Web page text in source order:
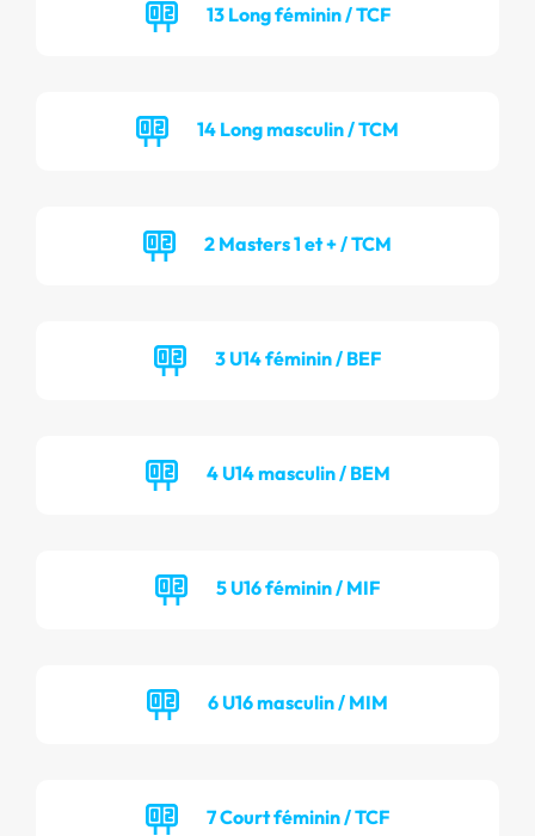
13 Long féminin / TCF
14 Long masculin / TCM
2 Masters 1 et + / TCM
3 U14 féminin / BEF
4 U14 masculin / BEM
5 U16 féminin / MIF
6 U16 masculin / MIM
7 Court féminin / TCF